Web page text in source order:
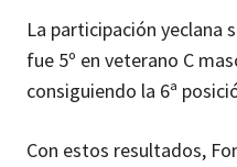
La participación yeclana
fue 5º en veterano C
consiguiendo la 6ª
Con estos resultados,